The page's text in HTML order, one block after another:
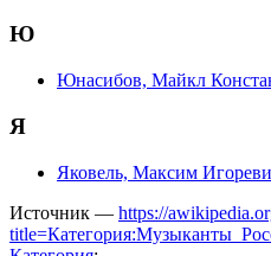
Ю
Юнасибов, Майкл
Я
Яковель, Максим
Источник — https://